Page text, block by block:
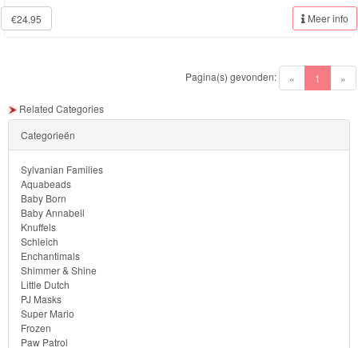
princess
Batman
Goede
dinosaurus
Dora
-
Diego
Hello
Kitty
€24.95 Meer info
« 1 (current)
»
Pagina(s) gevonden:
Related Categories
Categorieën
Sylvanian Families
Aquabeads
Baby Born
Baby Annabell
Knuffels
Schleich
Enchantimals
Shimmer & Shine
Little Dutch
PJ Masks
Super Mario
Frozen
Paw Patrol